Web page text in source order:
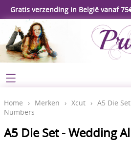
Gratis verzending in België vanaf
Webshop
Koopjeshoek
Workshop
Home
Contact
Home › Merken › Xcut › A5 Die
Numbers
A5 Die Set - Wedding